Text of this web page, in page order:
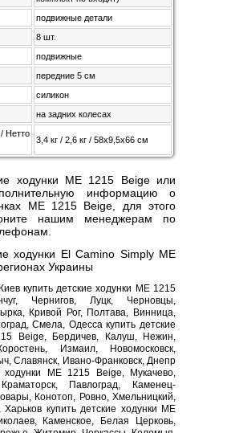
подвижные детали
8 шт.
подвижные
передние 5 см
силикон
на задних колесах
Нетто
3,4 кг / 2,6 кг / 58х9,5х66 см
ходунки ME 1215 Beige или
информацию о
ME 1215 Beige, для этого
нашим менеджерам по
ходунки El Camino Simply ME
Украины
купить детские ходунки ME 1215
Чернигов, Луцк, Черновцы,
Кривой Рог, Полтава, Винница,
Смела, Одесса купить детские
Beige, Бердичев, Калуш, Нежин,
Измаил, Новомосковск,
Славянск, Ивано-Франковск, Днепр
ходунки ME 1215 Beige, Мукачево,
Павлоград, Каменец-
Конотоп, Ровно, Хмельницкий,
купить детские ходунки ME
Каменское, Белая Церковь,